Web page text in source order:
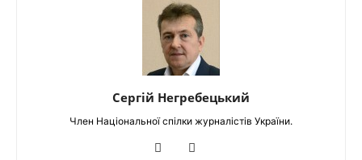
Сергій Негребецький
Член Національної спілки журналістів України.